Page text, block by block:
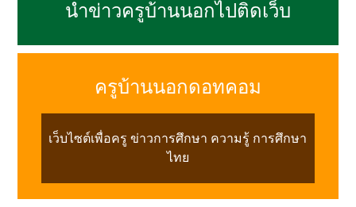
นำข่าวครูบ้านนอกไปติดเว็บ
ครูบ้านนอกดอทคอม
เว็บไซต์เพื่อครู ข่าวการศึกษา ความรู้ การศึกษา
ไทย